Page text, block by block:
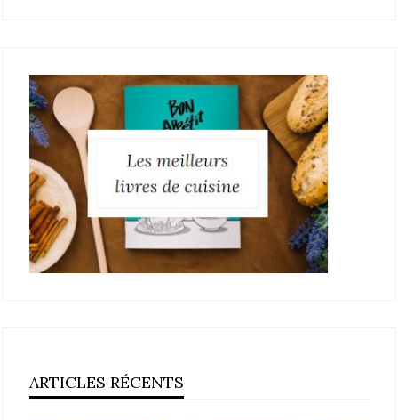
ARTICLES RÉCENTS